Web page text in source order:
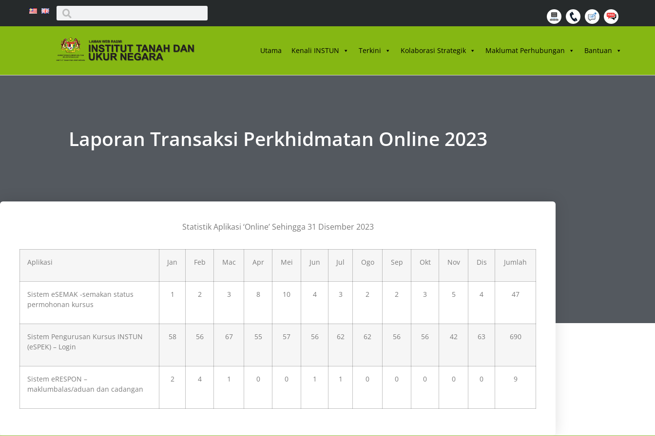
Utama Kenali INSTUN Terkini Kolaborasi Strategik Maklumat Perhubungan Bantuan
Laporan Transaksi Perkhidmatan Online 2023
Statistik Aplikasi ‘Online’ Sehingga 31 Disember 2023
Aplikasi Jan Feb Mac Apr Mei Jun Jul Ogo Sep Okt Nov Dis Jumlah
Sistem eSEMAK -semakan status
permohonan kursus
1 2 3 8 10 4 3 2 2 3 5 4 47
Sistem Pengurusan Kursus INSTUN
(eSPEK) – Login
58 56 67 55 57 56 62 62 56 56 42 63 690
Sistem eRESPON –
maklumbalas/aduan dan cadangan
2 4 1 0 0 1 1 0 0 0 0 0 9